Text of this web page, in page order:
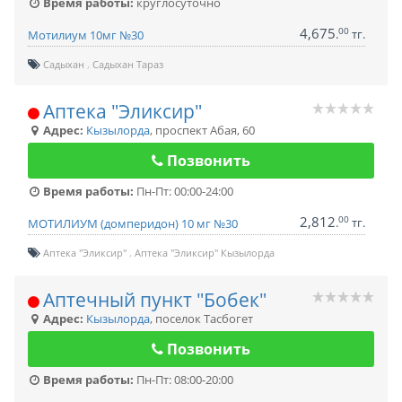
Мотилиум 10мг №30
4,675.00 тг.
Садыхан Садыхан Тараз
Аптека "Эликсир"
Адрес: Кызылорда, проспект Абая, 60
Позвонить
Время работы: Пн-Пт: 00:00-24:00
МОТИЛИУМ (домперидон) 10 мг №30
2,812.00 тг.
Аптека "Эликсир" Аптека "Эликсир" Кызылорда
Аптечный пункт "Бобек"
Адрес: Кызылорда, поселок Тасбогет
Позвонить
Время работы: Пн-Пт: 08:00-20:00